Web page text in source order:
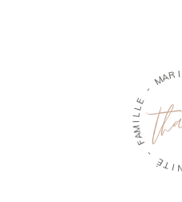
- M
E
R
N
I
T
É
-
F
A
M
I
L
LE